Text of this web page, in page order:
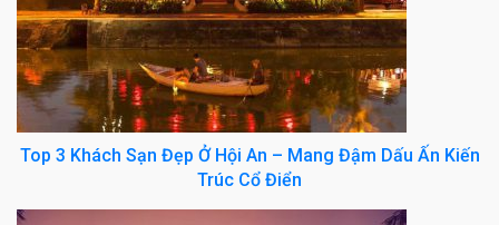
Top 3 Khách Sạn Đẹp Ở Hội An – Mang Đậm Dấu Ấn Kiến
Trúc Cổ Điển